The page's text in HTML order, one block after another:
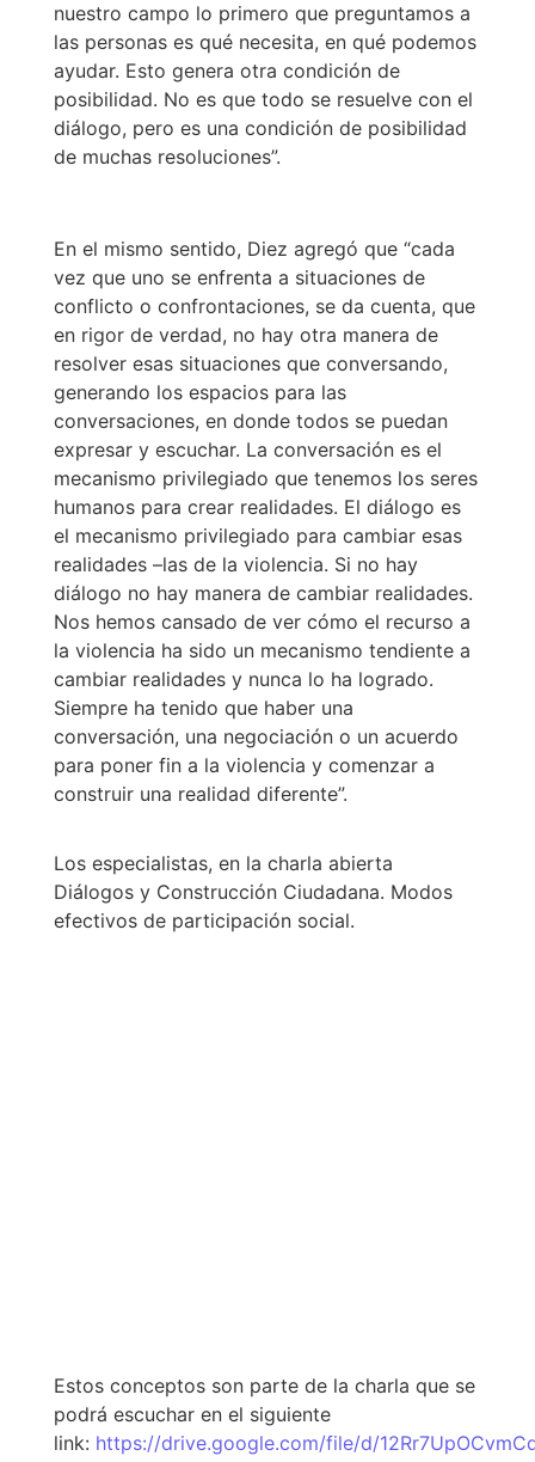
nuestro campo lo primero que preguntamos a
las personas es qué necesita, en qué podemos
ayudar. Esto genera otra condición de
posibilidad. No es que todo se resuelve con el
diálogo, pero es una condición de posibilidad
de muchas resoluciones”.
En el mismo sentido, Diez agregó que “cada
vez que uno se enfrenta a situaciones de
conflicto o confrontaciones, se da cuenta, que
en rigor de verdad, no hay otra manera de
resolver esas situaciones que conversando,
generando los espacios para las
conversaciones, en donde todos se puedan
expresar y escuchar. La conversación es el
mecanismo privilegiado que tenemos los seres
humanos para crear realidades. El diálogo es
el mecanismo privilegiado para cambiar esas
realidades –las de la violencia. Si no hay
diálogo no hay manera de cambiar realidades.
Nos hemos cansado de ver cómo el recurso a
la violencia ha sido un mecanismo tendiente a
cambiar realidades y nunca lo ha logrado.
Siempre ha tenido que haber una
conversación, una negociación o un acuerdo
para poner fin a la violencia y comenzar a
construir una realidad diferente”.
Los especialistas, en la charla abierta
Diálogos y Construcción Ciudadana. Modos
efectivos de participación social.
Estos conceptos son parte de la charla que se
podrá escuchar en el siguiente
link: https://drive.google.com/file/d/